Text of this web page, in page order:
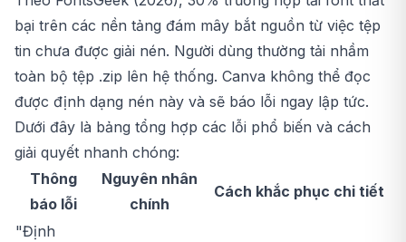
bại trên các nền tảng đám mây bắt nguồn từ việc tệp
tin chưa được giải nén. Người dùng thường tải nhầm
toàn bộ tệp .zip lên hệ thống. Canva không thể đọc
được định dạng nén này và sẽ báo lỗi ngay lập tức.
Dưới đây là bảng tổng hợp các lỗi phổ biến và cách
giải quyết nhanh chóng:
Thông
báo lỗi
Nguyên nhân
chính
Cách khắc phục chi tiết
"Định